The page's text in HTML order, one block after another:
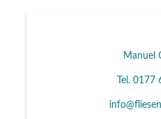
Manuel
Tel.